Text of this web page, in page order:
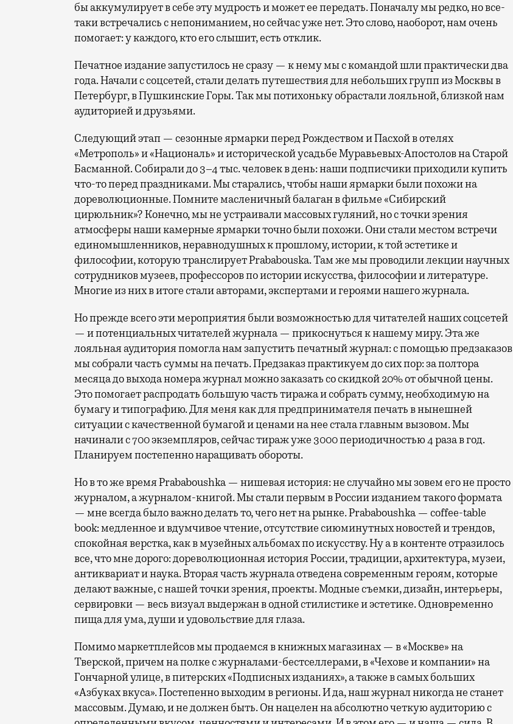
бы аккумулирует в себе эту мудрость и может ее передать. Поначалу мы редко, но все-
таки встречались с непониманием, но сейчас уже нет. Это слово, наоборот, нам очень
помогает: у каждого, кто его слышит, есть отклик.
Печатное издание запустилось не сразу — к нему мы с командой шли практически два
года. Начали с соцсетей, стали делать путешествия для небольших групп из Москвы в
Петербург, в Пушкинские Горы. Так мы потихоньку обрастали лояльной, близкой нам
аудиторией и друзьями.
Следующий этап — сезонные ярмарки перед Рождеством и Пасхой в отелях
«Метрополь» и «Националь» и исторической усадьбе Муравьевых-Апостолов на Старой
Басманной. Собирали до 3–4 тыс. человек в день: наши подписчики приходили купить
что-то перед праздниками. Мы старались, чтобы наши ярмарки были похожи на
дореволюционные. Помните масленичный балаган в фильме «Сибирский
цирюльник»? Конечно, мы не устраивали массовых гуляний, но с точки зрения
атмосферы наши камерные ярмарки точно были похожи. Они стали местом встречи
единомышленников, неравнодушных к прошлому, истории, к той эстетике и
философии, которую транслирует Prababouska. Там же мы проводили лекции научных
сотрудников музеев, профессоров по истории искусства, философии и литературе.
Многие из них в итоге стали авторами, экспертами и героями нашего журнала.
Но прежде всего эти мероприятия были возможностью для читателей наших соцсетей
— и потенциальных читателей журнала — прикоснуться к нашему миру. Эта же
лояльная аудитория помогла нам запустить печатный журнал: с помощью предзаказов
мы собрали часть суммы на печать. Предзаказ практикуем до сих пор: за полтора
месяца до выхода номера журнал можно заказать со скидкой 20% от обычной цены.
Это помогает распродать большую часть тиража и собрать сумму, необходимую на
бумагу и типографию. Для меня как для предпринимателя печать в нынешней
ситуации с качественной бумагой и ценами на нее стала главным вызовом. Мы
начинали с 700 экземпляров, сейчас тираж уже 3000 периодичностью 4 раза в год.
Планируем постепенно наращивать обороты.
Но в то же время Prababoushka — нишевая история: не случайно мы зовем его не просто
журналом, а журналом-книгой. Мы стали первым в России изданием такого формата
— мне всегда было важно делать то, чего нет на рынке. Prababoushka — coffee-table
book: медленное и вдумчивое чтение, отсутствие сиюминутных новостей и трендов,
спокойная верстка, как в музейных альбомах по искусству. Ну а в контенте отразилось
все, что мне дорого: дореволюционная история России, традиции, архитектура, музеи,
антиквариат и наука. Вторая часть журнала отведена современным героям, которые
делают важные, с нашей точки зрения, проекты. Модные съемки, дизайн, интерьеры,
сервировки — весь визуал выдержан в одной стилистике и эстетике. Одновременно
пища для ума, души и удовольствие для глаза.
Помимо маркетплейсов мы продаемся в книжных магазинах — в «Москве» на
Тверской, причем на полке с журналами-бестселлерами, в «Чехове и компании» на
Гончарной улице, в питерских «Подписных изданиях», а также в самых больших
«Азбуках вкуса». Постепенно выходим в регионы. И да, наш журнал никогда не станет
массовым. Думаю, и не должен быть. Он нацелен на абсолютно четкую аудиторию с